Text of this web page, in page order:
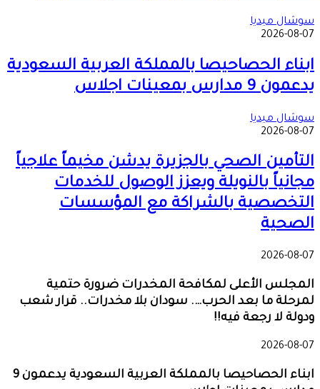
سوشال ميديا
2026-08-07
ابناء الحصاحيصا بالمملكة العربية السعودية
يدعمون 9 مدارس بمعينات اجلاس
سوشال ميديا
2026-08-07
التأمين الصحي بالجزيرة يدشن مخيماً علاجياً
مجانياً بالنويلة ويعزز الوصول للخدمات
التخصصية بالشراكة مع المؤسسات
الصحية
2026-08-07
المجلس الأعلى لمكافحة المخدرات ضرورة حتمية
لمرحلة ما بعد الحرب…. سودان بلا مخدرات.. قرار شعب
ودولة لا رجعة فيه!!
2026-08-07
ابناء الحصاحيصا بالمملكة العربية السعودية يدعمون 9